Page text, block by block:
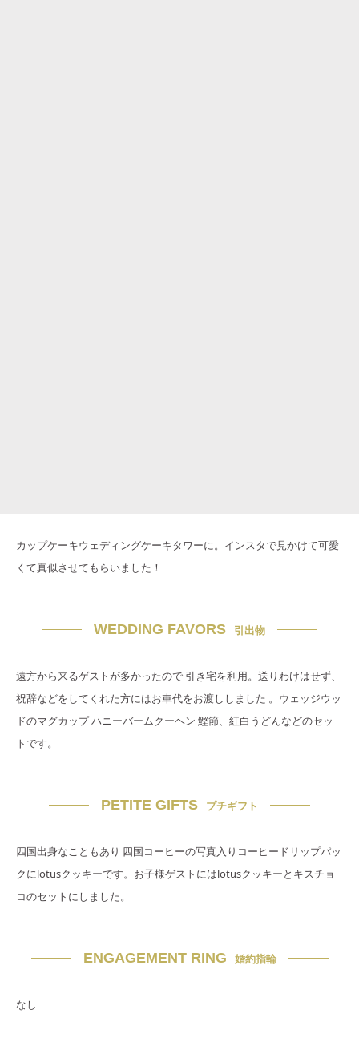
カップケーキウェディングケーキタワーに。インスタで見かけて可愛
くて真似させてもらいました！
WEDDING FAVORS 引出物
遠方から来るゲストが多かったので 引き宅を利用。送りわけはせず、
祝辞などをしてくれた方にはお車代をお渡ししました 。ウェッジウッ
ドのマグカップ ハニーバームクーヘン 鰹節、紅白うどんなどのセッ
トです。
PETITE GIFTS プチギフト
四国出身なこともあり 四国コーヒーの写真入りコーヒードリップパッ
クにlotusクッキーです。お子様ゲストにはlotusクッキーとキスチョ
コのセットにしました。
ENGAGEMENT RING 婚約指輪
なし